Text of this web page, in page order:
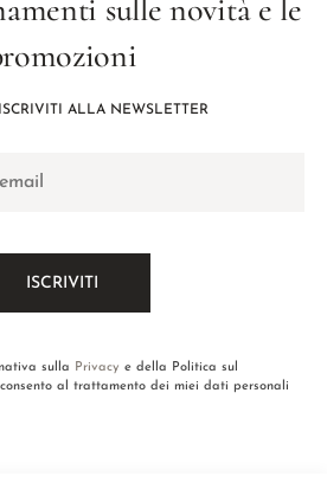
sulle novità e le
ISCRIVITI ALLA NEWSLETTER
sulla Privacy e della Politica sul
al trattamento dei miei dati personali